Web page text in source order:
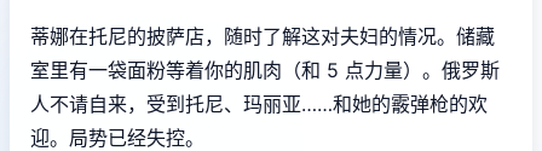
蒂娜在托尼的披萨店，随时了解这对夫妇的情况。储藏
室里有一袋面粉等着你的肌肉（和 5 点力量）。俄罗斯
人不请自来，受到托尼、玛丽亚……和她的霰弹枪的欢
迎。局势已经失控。